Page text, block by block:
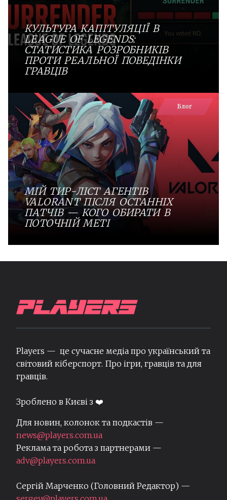
КУЛЬТУРА КАПІТУЛЯЦІЇ В
LEAGUE OF LEGENDS:
СТАТИСТИКА РОЗРОБНИКІВ
ПРОТИ РЕАЛЬНОЇ ПОВЕДІНКИ
ГРАВЦІВ
Блог
МІЙ ТИР-ЛІСТ АГЕНТІВ
VALORANT ПІСЛЯ ОСТАННІХ
ПАТЧІВ — КОГО ОБИРАТИ В
ПОТОЧНІЙ МЕТІ
Players — це сучасне медіа про український та
світовий кіберспорт. Про ігри, гравців та для
гравців.
Зроблено в Києві з ❤️
Для новин, колонок та подкастів —
news@players.com.ua
Реклама та робота з партнерами —
adv@players.com.ua
Сергій Марченко (Головний Редактор) —